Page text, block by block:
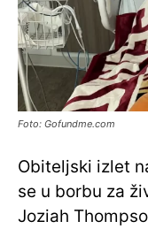
Foto: Gofundme.com
Obiteljski izlet
se u borbu za
Joziah